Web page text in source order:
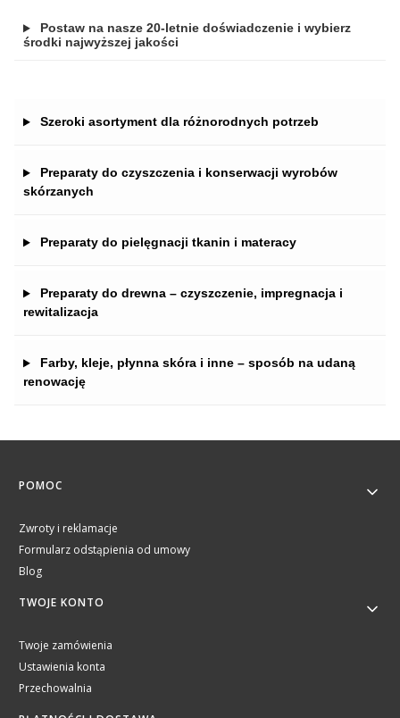
Postaw na nasze 20-letnie doświadczenie i wybierz
środki najwyższej jakości
Szeroki asortyment dla różnorodnych potrzeb
Preparaty do czyszczenia i konserwacji wyrobów
skórzanych
Preparaty do pielęgnacji tkanin i materacy
Preparaty do drewna – czyszczenie, impregnacja i
rewitalizacja
Farby, kleje, płynna skóra i inne – sposób na udaną
renowację
Linki w stopce
POMOC
Zwroty i reklamacje
Formularz odstąpienia od umowy
Blog
TWOJE KONTO
Twoje zamówienia
Ustawienia konta
Przechowalnia